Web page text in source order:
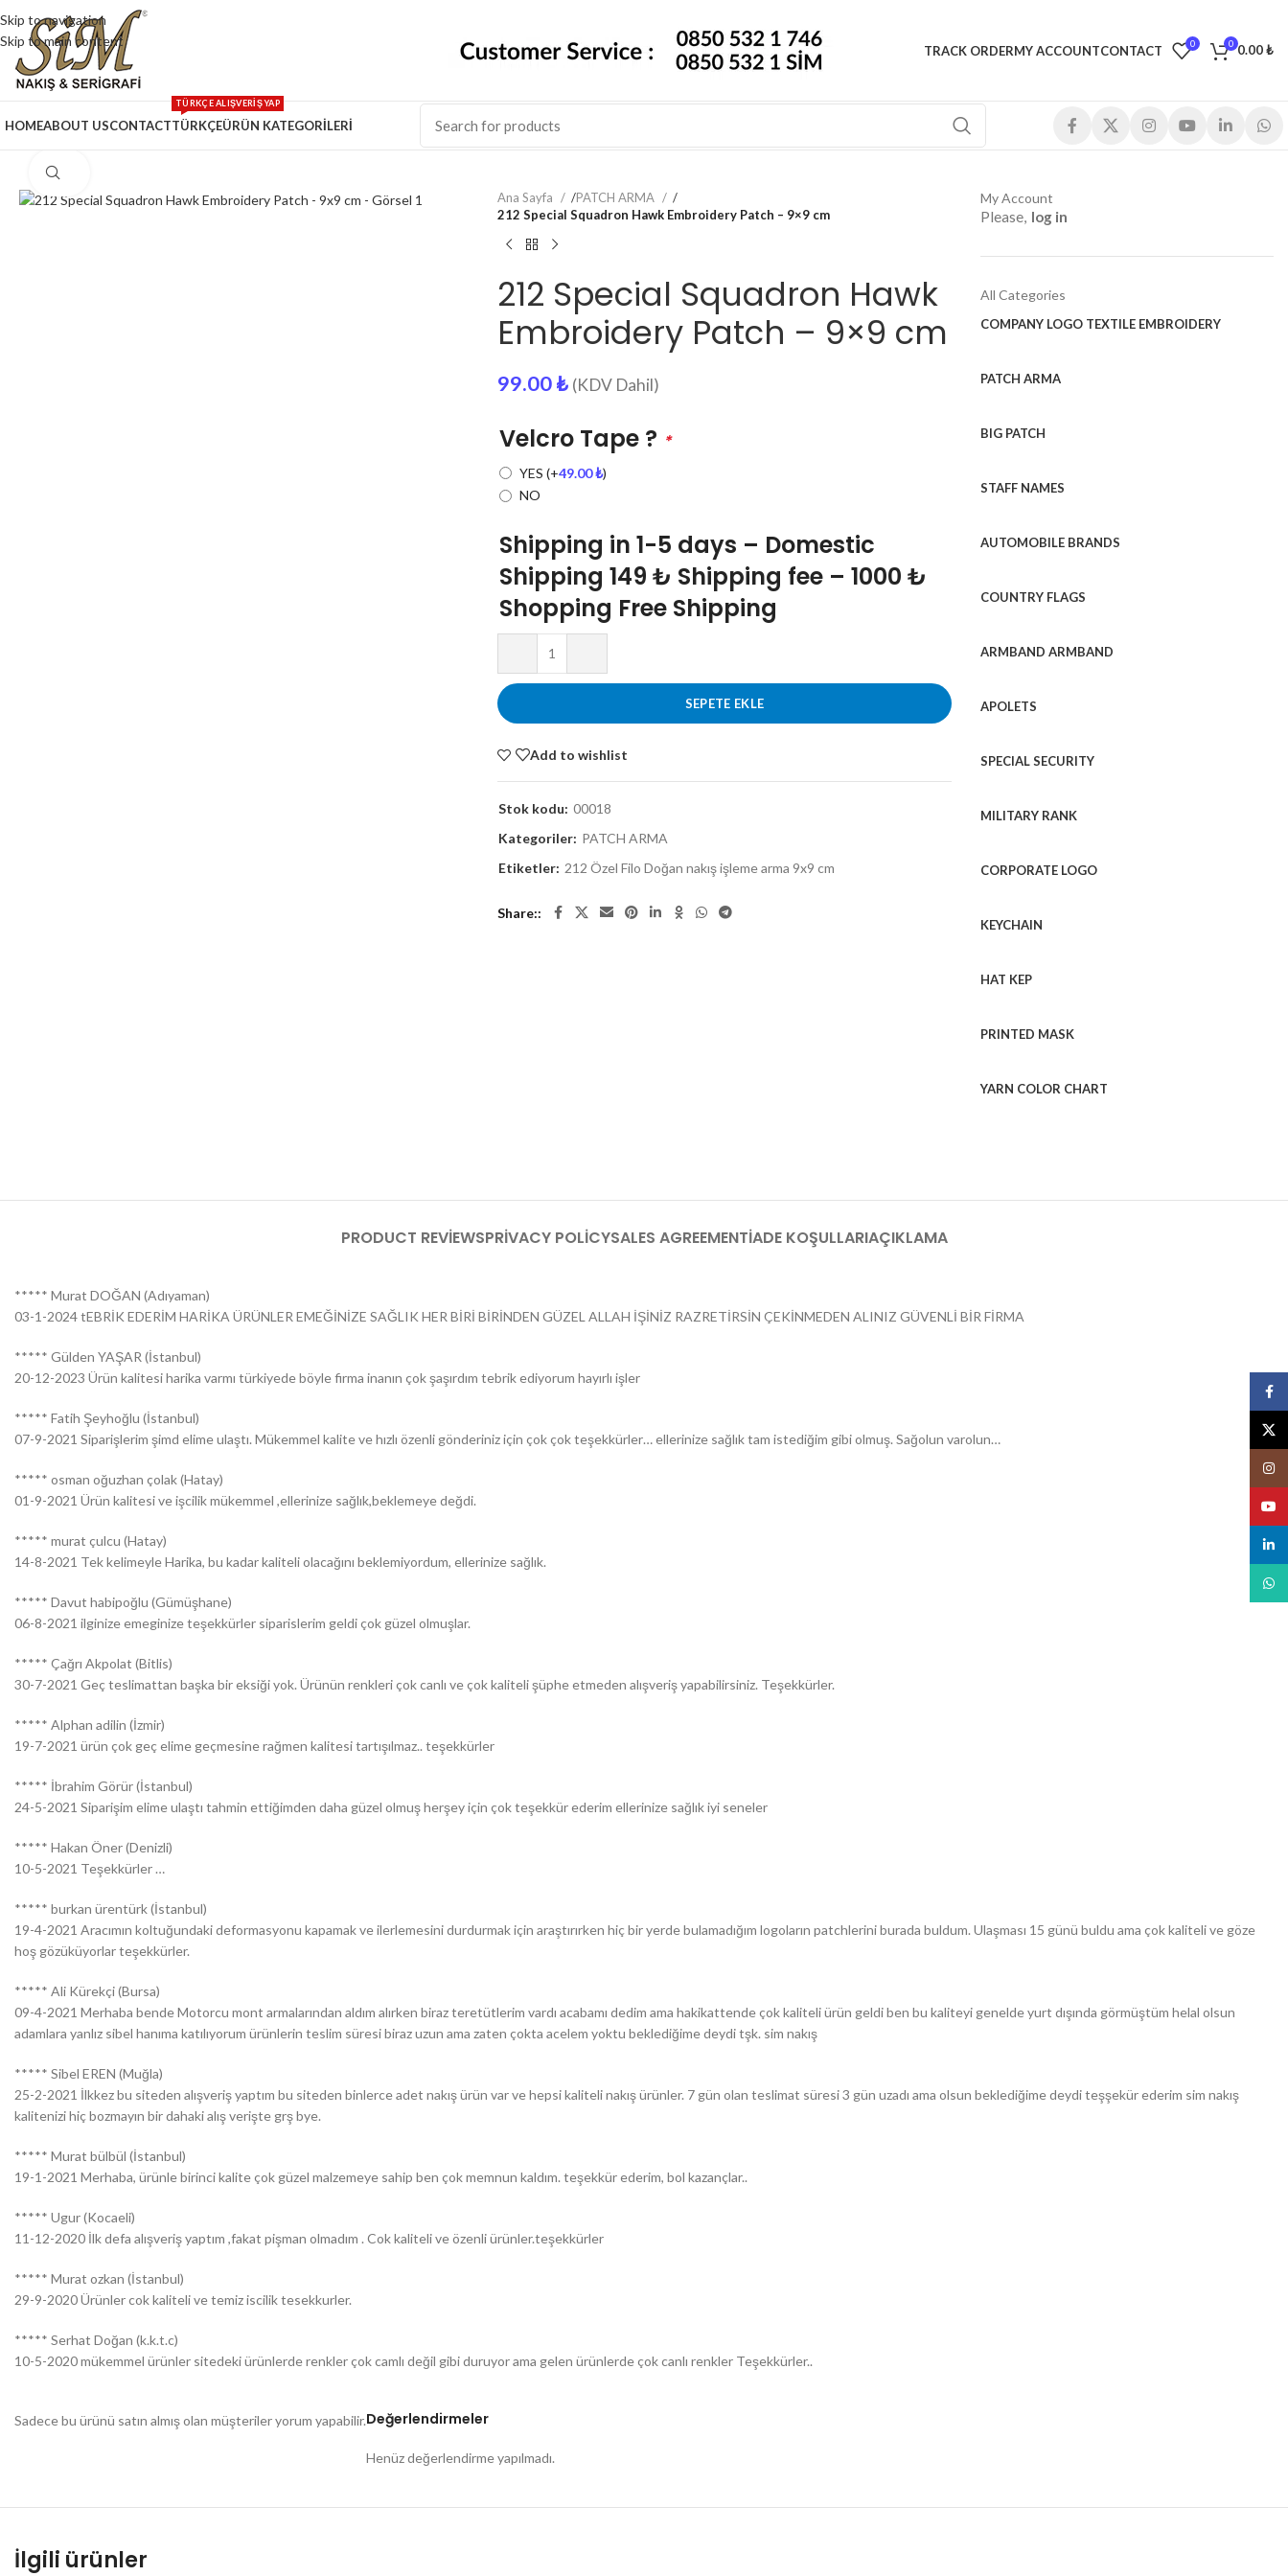
Skip to navigation
Skip to main content
TRACK ORDERMY ACCOUNTCONTACT 0 0 0.00₺
HOMEABOUT USCONTACTTÜRKÇE
TÜRKÇE ALIŞVERİŞ YAP
ÜRÜN KATEGORİLERİ
Ana Sayfa /PATCH ARMA
/
212 Special Squadron Hawk Embroidery Patch – 9×9 cm
212 Special Squadron Hawk
Embroidery Patch – 9×9 cm
99.00₺ (KDV Dahil)
Velcro Tape ? *
YES (+49.00₺)
NO
Shipping in 1-5 days – Domestic
Shipping 149 ₺ Shipping fee – 1000 ₺
Shopping Free Shipping
SEPETE EKLE
Add to wishlist
Stok kodu: 00018
Kategoriler: PATCH ARMA
Etiketler: 212 Özel Filo Doğan nakış işleme arma 9x9 cm
Share:
My Account
Please, log in
All Categories
COMPANY LOGO TEXTILE EMBROIDERY
PATCH ARMA
BIG PATCH
STAFF NAMES
AUTOMOBILE BRANDS
COUNTRY FLAGS
ARMBAND ARMBAND
APOLETS
SPECIAL SECURITY
MILITARY RANK
CORPORATE LOGO
KEYCHAIN
HAT KEP
PRINTED MASK
YARN COLOR CHART
PRODUCT REVIEWSPRIVACY POLICYSALES AGREEMENTİADE KOŞULLARIAÇIKLAMA
***** Murat DOĞAN (Adıyaman)
03-1-2024 tEBRİK EDERİM HARİKA ÜRÜNLER EMEĞİNİZE SAĞLIK HER BİRİ BİRİNDEN GÜZEL ALLAH İŞİNİZ RAZRETİRSİN ÇEKİNMEDEN ALINIZ GÜVENLİ BİR FİRMA
***** Gülden YAŞAR (İstanbul)
20-12-2023 Ürün kalitesi harika varmı türkiyede böyle firma inanın çok şaşırdım tebrik ediyorum hayırlı işler
***** Fatih Şeyhoğlu (İstanbul)
07-9-2021 Siparişlerim şimd elime ulaştı. Mükemmel kalite ve hızlı özenli gönderiniz için çok çok teşekkürler… ellerinize sağlık tam istediğim gibi olmuş. Sağolun varolun…
***** osman oğuzhan çolak (Hatay)
01-9-2021 Ürün kalitesi ve işcilik mükemmel ,ellerinize sağlık,beklemeye değdi.
***** murat çulcu (Hatay)
14-8-2021 Tek kelimeyle Harika, bu kadar kaliteli olacağını beklemiyordum, ellerinize sağlık.
***** Davut habipoğlu (Gümüşhane)
06-8-2021 ilginize emeginize teşekkürler siparislerim geldi çok güzel olmuşlar.
***** Çağrı Akpolat (Bitlis)
30-7-2021 Geç teslimattan başka bir eksiği yok. Ürünün renkleri çok canlı ve çok kaliteli şüphe etmeden alışveriş yapabilirsiniz. Teşekkürler.
***** Alphan adilin (İzmir)
19-7-2021 ürün çok geç elime geçmesine rağmen kalitesi tartışılmaz.. teşekkürler
***** İbrahim Görür (İstanbul)
24-5-2021 Siparişim elime ulaştı tahmin ettiğimden daha güzel olmuş herşey için çok teşekkür ederim ellerinize sağlık iyi seneler
***** Hakan Öner (Denizli)
10-5-2021 Teşekkürler …
***** burkan ürentürk (İstanbul)
19-4-2021 Aracımın koltuğundaki deformasyonu kapamak ve ilerlemesini durdurmak için araştırırken hiç bir yerde bulamadığım logoların patchlerini burada buldum. Ulaşması 15 günü buldu ama çok kaliteli ve göze
hoş gözüküyorlar teşekkürler.
***** Ali Kürekçi (Bursa)
09-4-2021 Merhaba bende Motorcu mont armalarından aldım alırken biraz teretütlerim vardı acabamı dedim ama hakikattende çok kaliteli ürün geldi ben bu kaliteyi genelde yurt dışında görmüştüm helal olsun
adamlara yanlız sibel hanıma katılıyorum ürünlerin teslim süresi biraz uzun ama zaten çokta acelem yoktu beklediğime deydi tşk. sim nakış
***** Sibel EREN (Muğla)
25-2-2021 İlkkez bu siteden alışveriş yaptım bu siteden binlerce adet nakış ürün var ve hepsi kaliteli nakış ürünler. 7 gün olan teslimat süresi 3 gün uzadı ama olsun beklediğime deydi teşşekür ederim sim nakış
kalitenizi hiç bozmayın bir dahaki alış verişte grş bye.
***** Murat bülbül (İstanbul)
19-1-2021 Merhaba, ürünle birinci kalite çok güzel malzemeye sahip ben çok memnun kaldım. teşekkür ederim, bol kazançlar..
***** Ugur (Kocaeli)
11-12-2020 İlk defa alışveriş yaptım ,fakat pişman olmadım . Cok kaliteli ve özenli ürünler.teşekkürler
***** Murat ozkan (İstanbul)
29-9-2020 Ürünler cok kaliteli ve temiz iscilik tesekkurler.
***** Serhat Doğan (k.k.t.c)
10-5-2020 mükemmel ürünler sitedeki ürünlerde renkler çok camlı değil gibi duruyor ama gelen ürünlerde çok canlı renkler Teşekkürler..
Değerlendirmeler
Henüz değerlendirme yapılmadı.
Sadece bu ürünü satın almış olan müşteriler yorum yapabilir.
İlgili ürünler